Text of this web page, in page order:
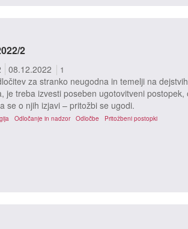
2
08.12.2022 1
za stranko neugodna in temelji na
je treba izvesti poseben ugotovitveni
se o njih izjavi – pritožbi se ugodi.
Odločanje in nadzor Odločbe Pritožbeni postopki